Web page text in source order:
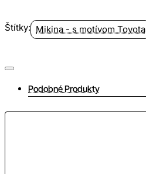
Štítky: Mikina - s motívom Toyota
Podobné Produkty